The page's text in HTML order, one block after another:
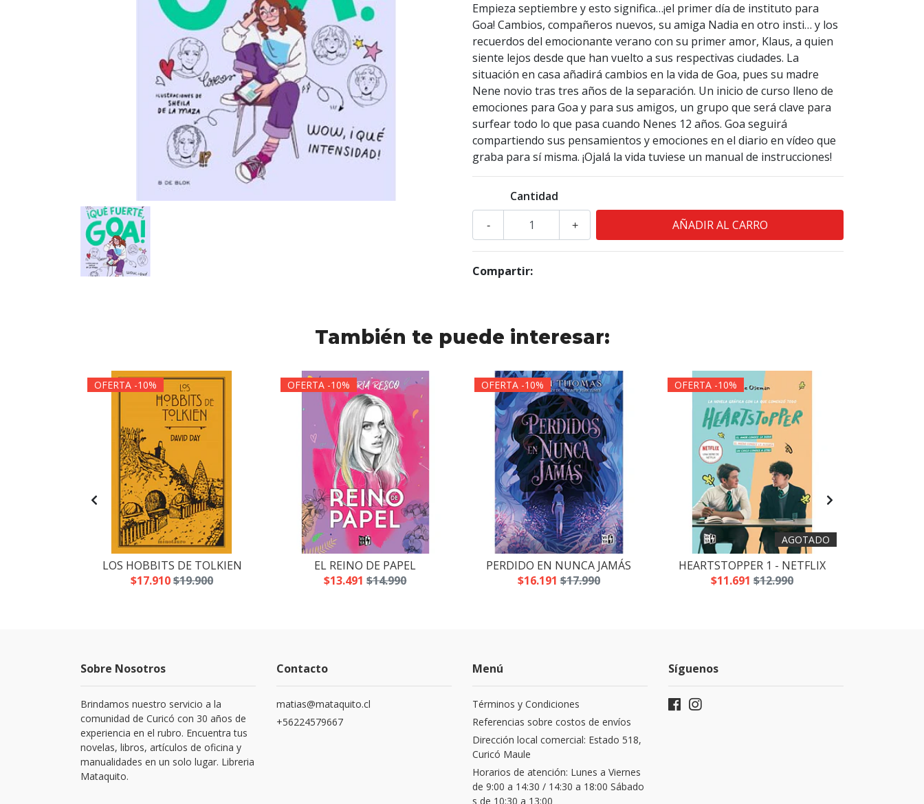
Empieza septiembre y esto significa…¡el primer día de instituto para
Goa! Cambios, compañeros nuevos, su amiga Nadia en otro insti… y los
recuerdos del emocionante verano con su primer amor, Klaus, a quien
siente lejos desde que han vuelto a sus respectivas ciudades. La
situación en casa añadirá cambios en la vida de Goa, pues su madre
Nene novio tras tres años de la separación. Un inicio de curso lleno de
emociones para Goa y para sus amigos, un grupo que será clave para
surfear todo lo que pasa cuando Nenes 12 años. Goa seguirá
compartiendo sus pensamientos y emociones en el diario en vídeo que
graba para sí misma. ¡Ojalá la vida tuviese un manual de instrucciones!
Cantidad
+
-
Compartir:
También te puede interesar:
OFERTA -10%
LOS HOBBITS DE TOLKIEN
$17.910$19.900
OFERTA -10%
EL REINO DE PAPEL
$13.491 $14.990
OFERTA -10%
PERDIDO EN NUNCA JAMÁS
$16.191 $17.990
OFERTA -10%
AGOTADO
HEARTSTOPPER 1 - NETFLIX
$11.691 $12.990
Sobre Nosotros
Brindamos nuestro servicio a la
comunidad de Curicó con 30 años de
experiencia en el rubro. Encuentra tus
novelas, libros, artículos de oficina y
manualidades en un solo lugar. Libreria
Mataquito.
Contacto
matias@mataquito.cl
+56224579667
Menú
Términos y Condiciones
Referencias sobre costos de envíos
Dirección local comercial: Estado 518,
Curicó Maule
Horarios de atención: Lunes a Viernes
de 9:00 a 14:30 / 14:30 a 18:00 Sábado
s de 10:30 a 13:00
Síguenos